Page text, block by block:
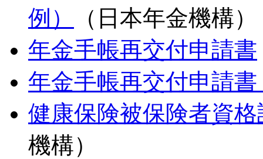
例）
（日本年金機構）
年金手帳再交付申請書
年金手帳再交付申請
健康保険被保険者資
機構）